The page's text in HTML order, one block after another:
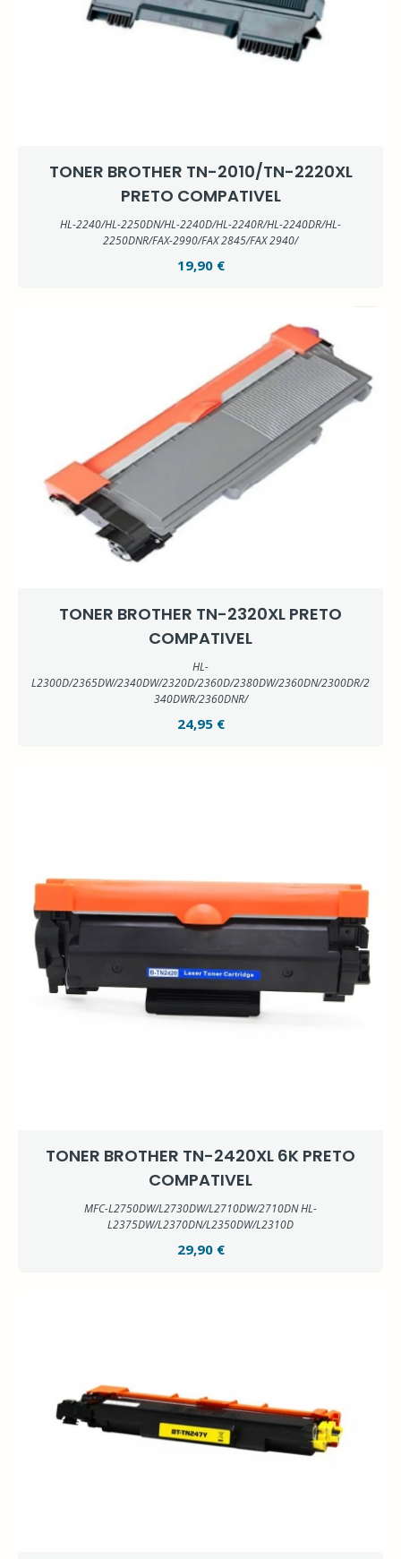
TONER BROTHER TN-2010/TN-2220XL
PRETO COMPATIVEL
HL-2240/HL-2250DN/HL-2240D/HL-2240R/HL-2240DR/HL-
2250DNR/FAX-2990/FAX 2845/FAX 2940/
19,90 €
TONER BROTHER TN-2320XL PRETO
COMPATIVEL
HL-
L2300D/2365DW/2340DW/2320D/2360D/2380DW/2360DN/2300DR/2
340DWR/2360DNR/
24,95 €
TONER BROTHER TN-2420XL 6K PRETO
COMPATIVEL
MFC-L2750DW/L2730DW/L2710DW/2710DN HL-
L2375DW/L2370DN/L2350DW/L2310D
29,90 €